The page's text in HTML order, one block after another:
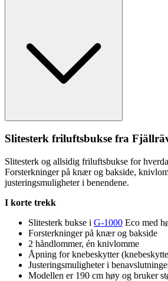
Slitesterk friluftsbukse fra
Slitesterk og allsidig friluftsbukse for
Forsterkninger på knær og bakside,
justeringsmuligheter i benendene.
I korte trekk
Slitesterk bukse i G-1000 Eco med
Forsterkninger på knær og bakside
2 håndlommer, én knivlomme
Åpning for knebeskytter
Justeringsmuligheter i
Modellen er 190 cm høy og bruker